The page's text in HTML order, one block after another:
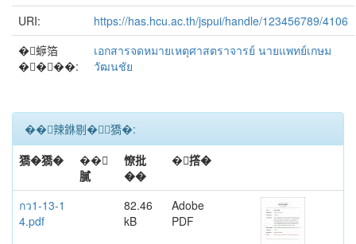
URI:
https://has.hcu.ac.th/jspui/handle/123456789/4106
�蝷箔
����:
เอกสารจดหมายเหตุศาสตราจารย์ นายแพทย์เกษม
วัฒนชัย
��辣銝剔�﹝獢�:
獢�獢�
��
膩
憭批
��
�撘�
กว1-13-1
4.pdf
82.46
kB
Adobe
PDF